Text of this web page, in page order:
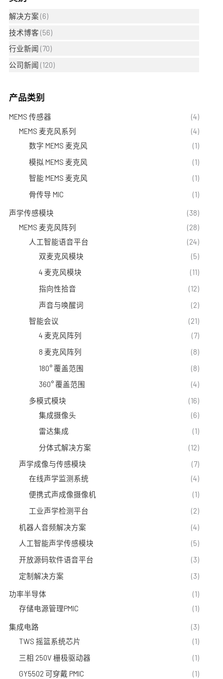
解决方案 (6)
技术博客 (56)
行业新闻 (70)
公司新闻 (120)
产品类别
MEMS 传感器
(4)
MEMS 麦克风系列
(4)
数字 MEMS 麦克风
(1)
模拟 MEMS 麦克风
(1)
智能 MEMS 麦克风
(1)
骨传导 MIC
(1)
声学传感模块
(38)
MEMS 麦克风阵列
(28)
人工智能语音平台
(24)
双麦克风模块
(5)
4 麦克风模块
(11)
指向性拾音
(12)
声音与唤醒词
(2)
智能会议
(21)
4 麦克风阵列
(7)
8 麦克风阵列
(8)
180° 覆盖范围
(8)
360° 覆盖范围
(4)
多模式模块
(16)
集成摄像头
(6)
雷达集成
(1)
分体式解决方案
(12)
声学成像与传感模块
(7)
在线声学监测系统
(4)
便携式声成像摄像机
(1)
工业声学检测平台
(2)
机器人音频解决方案
(4)
人工智能声学传感模块
(5)
开放源码软件语音平台
(3)
定制解决方案
(3)
功率半导体
(1)
存储电源管理PMIC
(1)
集成电路
(3)
TWS 摇篮系统芯片
(1)
三相 250V 栅极驱动器
(1)
GY5502 可穿戴 PMIC
(1)